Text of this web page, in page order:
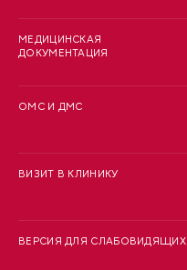
МЕДИЦИНСКАЯ
ДОКУМЕНТАЦИЯ
ОМС И ДМС
ВИЗИТ В КЛИНИКУ
ВЕРСИЯ ДЛЯ СЛАБОВИДЯЩИХ